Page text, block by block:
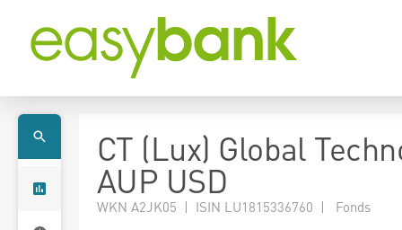
CT (Lux) Global
AUP USD
WKN A2JK05 | ISIN LU1815336760 | Fonds